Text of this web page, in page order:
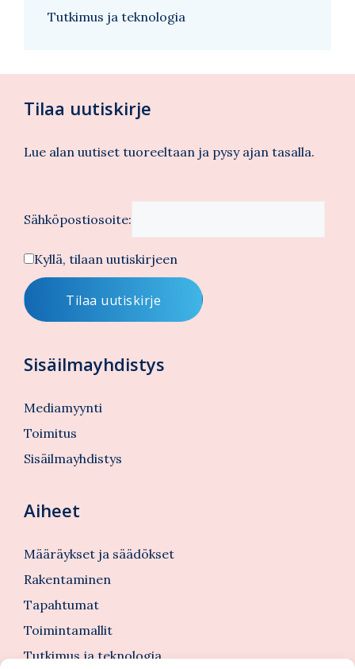
Tutkimus ja teknologia
Tilaa uutiskirje
Lue alan uutiset tuoreeltaan ja pysy ajan tasalla.
Sähköpostiosoite:
Kyllä, tilaan uutiskirjeen
Sisäilmayhdistys
Mediamyynti
Toimitus
Sisäilmayhdistys
Aiheet
Määräykset ja säädökset
Rakentaminen
Tapahtumat
Toimintamallit
Tutkimus ja teknologia